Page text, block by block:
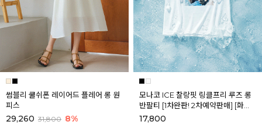
썸블리 쿨쉬폰 레이어드 플레어 롱 원
피스
29,260 31,800 8%
모나코 ICE 찰랑핏 링클프리 루즈 롱
반팔티 [1차완판! 2차예약판매] [화이
트] 8월첫째주 순차배송
17,800